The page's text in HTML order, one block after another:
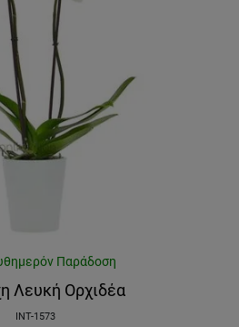
Παράδοση
Λευκή Ορχιδέα
INT-1573